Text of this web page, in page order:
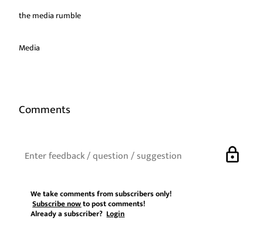
the media rumble
Media
Comments
lock
We take comments from subscribers only!
Subscribe nowto post comments!
Already a subscriber?Login